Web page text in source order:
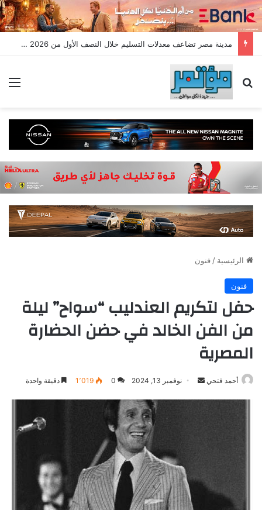
مدينة مصر تضاعف معدلات التسليم خلال النصف الأول من 2026 وتسجل مبيعات جديدة بقيمة 28.4 مليار جنيه
بحث عن
الرئيسية / فنون
فنون
حفل لتكريم العندليب “سواح” ليلة
من الفن الخالد في حضن الحضارة
المصرية
أحمد فتحي
أرسل نوفمبر 13, 2024 0 1٬019 دقيقة واحدة